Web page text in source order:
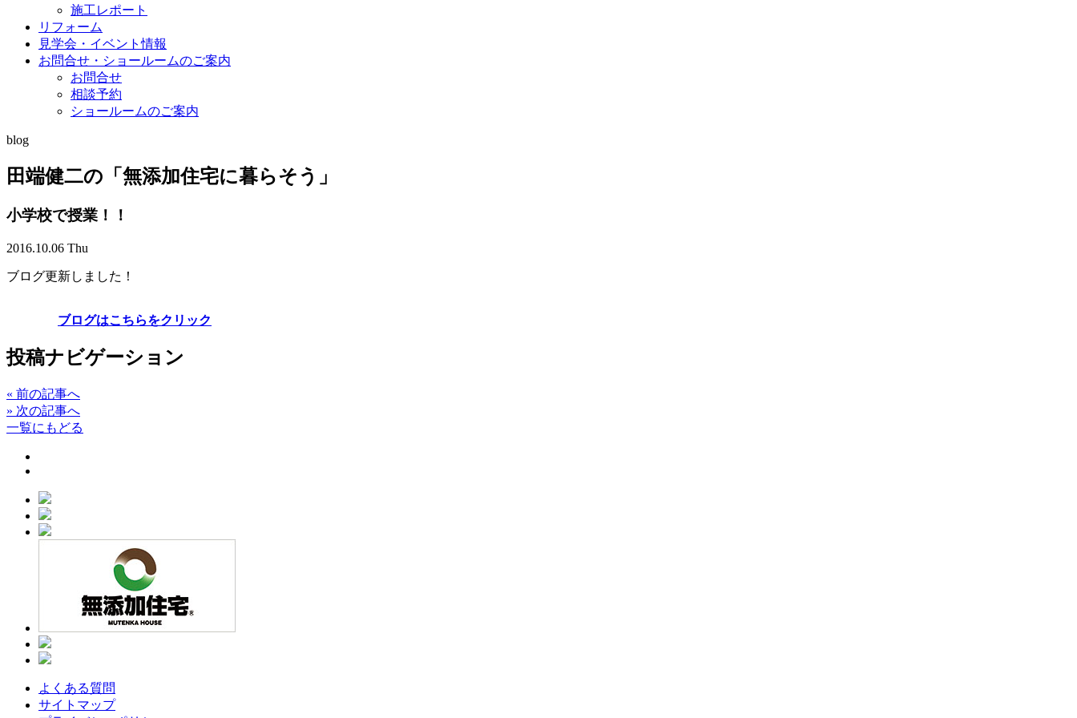
施工レポート
リフォーム
見学会・イベント情報
お問合せ・ショールームのご案内
お問合せ
相談予約
ショールームのご案内
blog
田端健二の「無添加住宅に暮らそう」
小学校で授業！！
2016.10.06 Thu
ブログ更新しました！
ブログはこちらをクリック
投稿ナビゲーション
« 前の記事へ
» 次の記事へ
一覧にもどる
よくある質問
サイトマップ